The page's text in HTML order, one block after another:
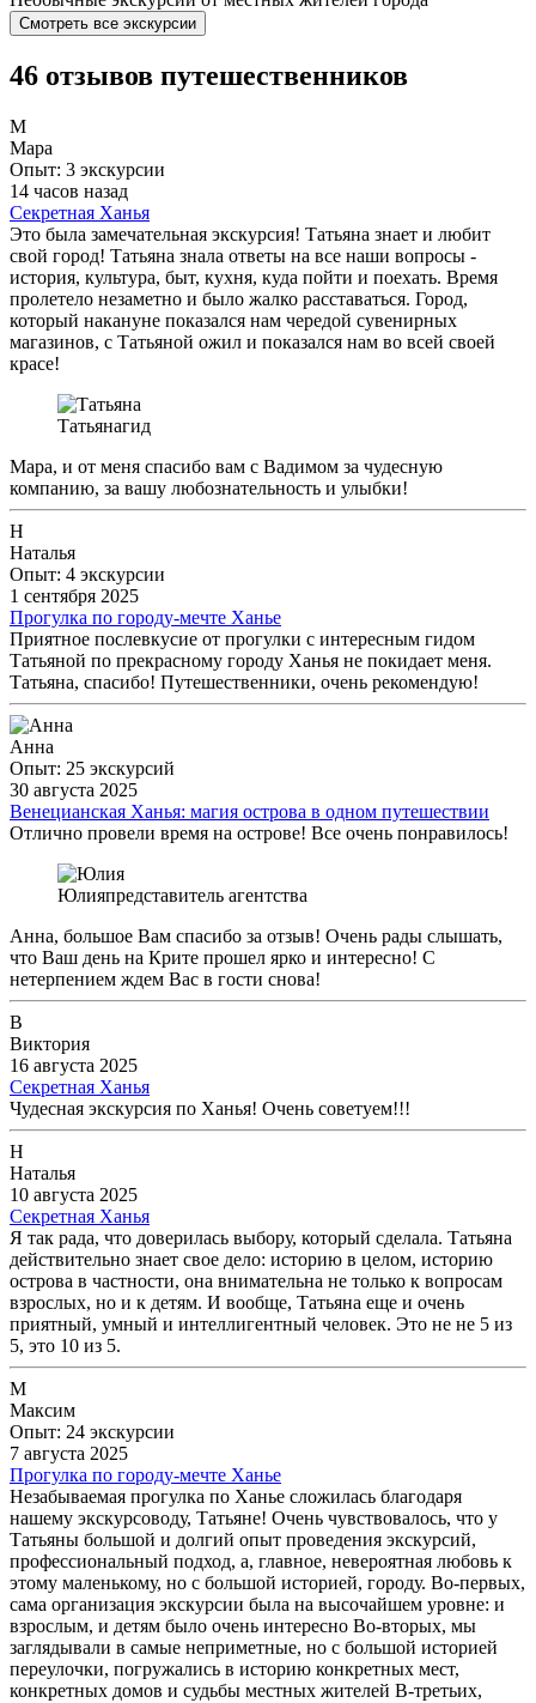
Смотреть все экскурсии
46 отзывов путешественников
М
Мара
Опыт: 3 экскурсии
14 часов назад
Секретная Ханья
Это была замечательная экскурсия! Татьяна знает и любит
свой город! Татьяна знала ответы на все наши вопросы -
история, культура, быт, кухня, куда пойти и поехать. Время
пролетело незаметно и было жалко расставаться. Город,
который накануне показался нам чередой сувенирных
магазинов, с Татьяной ожил и показался нам во всей своей
красе!
Татьянагид
Мара, и от меня спасибо вам с Вадимом за чудесную
компанию, за вашу любознательность и улыбки!
Н
Наталья
Опыт: 4 экскурсии
1 сентября 2025
Прогулка по городу-мечте Ханье
Приятное послевкусие от прогулки с интересным гидом
Татьяной по прекрасному городу Ханья не покидает меня.
Татьяна, спасибо! Путешественники, очень рекомендую!
Анна
Опыт: 25 экскурсий
30 августа 2025
Венецианская Ханья: магия острова в одном путешествии
Отлично провели время на острове! Все очень понравилось!
Юлияпредставитель агентства
Анна, большое Вам спасибо за отзыв! Очень рады слышать,
что Ваш день на Крите прошел ярко и интересно! С
нетерпением ждем Вас в гости снова!
В
Виктория
16 августа 2025
Секретная Ханья
Чудесная экскурсия по Ханья! Очень советуем!!!
Н
Наталья
10 августа 2025
Секретная Ханья
Я так рада, что доверилась выбору, который сделала. Татьяна
действительно знает свое дело: историю в целом, историю
острова в частности, она внимательна не только к вопросам
взрослых, но и к детям. И вообще, Татьяна еще и очень
приятный, умный и интеллигентный человек. Это не не 5 из
5, это 10 из 5.
М
Максим
Опыт: 24 экскурсии
7 августа 2025
Прогулка по городу-мечте Ханье
Незабываемая прогулка по Ханье сложилась благодаря
нашему экскурсоводу, Татьяне! Очень чувствовалось, что у
Татьяны большой и долгий опыт проведения экскурсий,
профессиональный подход, а, главное, невероятная любовь к
этому маленькому, но с большой историей, городу. Во-первых,
сама организация экскурсии была на высочайшем уровне: и
взрослым, и детям было очень интересно Во-вторых, мы
заглядывали в самые неприметные, но с большой историей
переулочки, погружались в историю конкретных мест,
конкретных домов и судьбы местных жителей В-третьих,